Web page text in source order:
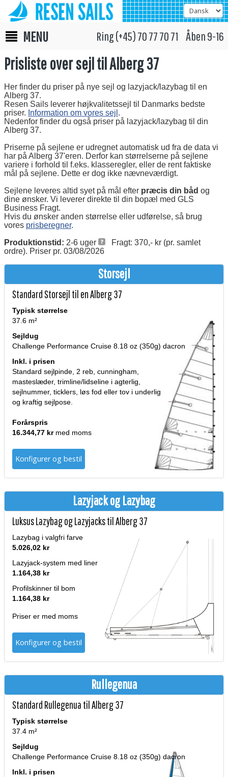
MENU Ring (+45) 70 77 70 71 Åben 9-16
Prisliste over sejl til Alberg 37
Her finder du priser på nye sejl og lazyjack/lazybag til en
Alberg 37.
Resen Sails leverer højkvalitetssejl til Danmarks bedste
priser. Information om vores sejl .
Nedenfor finder du også priser på lazyjack/lazybag til din
Alberg 37.
Priserne på sejlene er udregnet automatisk ud fra de data vi
har på Alberg 37'eren. Derfor kan størrelserne på sejlene
variere i forhold til f.eks. klasseregler, eller de rent faktiske
mål på sejlene. Dette er dog ikke nævneværdigt.
Sejlene leveres altid syet på mål efter præcis din båd og
dine ønsker. Vi leverer direkte til din bopæl med GLS
Business Fragt.
Hvis du ønsker anden størrelse eller udførelse, så brug
vores prisberegner.
Produktionstid: 2-6 uger
Fragt: 370,- kr (pr. samlet
ordre). Priser pr. 03/08/2026
Storsejl
Standard Storsejl til en Alberg 37
Typisk størrelse
37.6 m²
Sejldug
Challenge Performance Cruise 8.18 oz (350g) dacron
Inkl. i prisen
Standard sejlpinde, 2 reb, cunningham,
masteslæder, trimline/lidseline i agterlig,
sejlnummer, ticklers, løs fod eller tov i underlig
og kraftig sejlpose.
Forårspris
16.344,77 krmed moms
Konfigurer og bestil
Lazyjack og Lazybag
Luksus Lazybag og Lazyjacks til Alberg 37
Lazybag i valgfri farve
5.026,02 kr
Lazyjack-system med liner
1.164,38 kr
Profilskinner til bom
1.164,38 kr
Priser er med moms
Konfigurer og bestil
Rullegenua
Standard Rullegenua til Alberg 37
Typisk størrelse
37.4 m²
Sejldug
Challenge Performance Cruise 8.18 oz (350g) dacron
Inkl. i prisen